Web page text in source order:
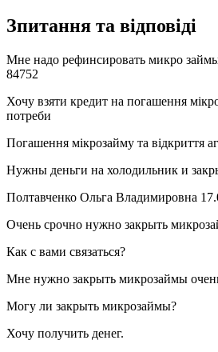
Зпитання та відповіді
Мне надо рефинсировать микро
84752
Хочу взяти кредит на погашення
потреби
Погашення мікрозайму та відкриття
Нужны деньги на холодильник и
Полтавченко Ольга Владимировна
Очень срочно нужно закрыть
Как с вами связаться?
Мне нужно закрыть микрозаймы
Могу ли закрыть микрозаймы?
Хочу получить денег.